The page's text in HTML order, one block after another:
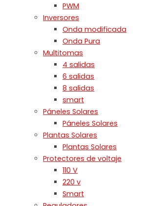
PWM
Inversores
Onda modificada
Onda Pura
Multitomas
4 salidas
6 salidas
8 salidas
smart
Páneles Solares
Páneles Solares
Plantas Solares
Plantas Solares
Protectores de voltaje
110 V
220 v
Smart